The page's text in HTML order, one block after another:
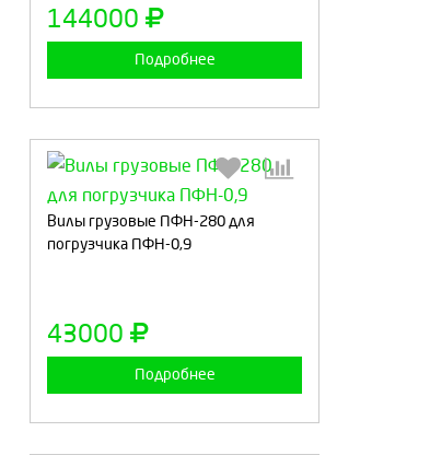
144000
Подробнее
Вилы грузовые ПФН-280 для
погрузчика ПФН-0,9
43000
Подробнее
Выберите количество:
Продолжить